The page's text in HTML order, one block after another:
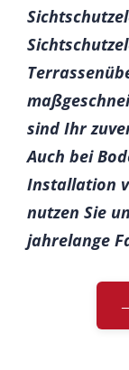
sind Ihr
Auch bei
Installation
nutzen Sie
jahrelange